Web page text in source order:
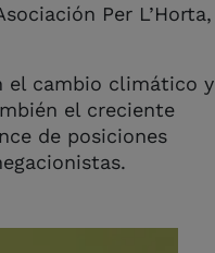
Per L’Horta,
el cambio climático y
el creciente
de posiciones